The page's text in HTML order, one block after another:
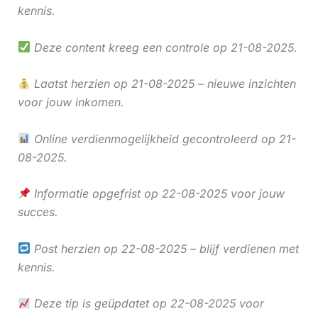
kennis.
Deze content kreeg een controle op 21-08-2025.
Laatst herzien op 21-08-2025 – nieuwe inzichten
voor jouw inkomen.
Online verdienmogelijkheid gecontroleerd op 21-
08-2025.
Informatie opgefrist op 22-08-2025 voor jouw
succes.
Post herzien op 22-08-2025 – blijf verdienen met
kennis.
Deze tip is geüpdatet op 22-08-2025 voor